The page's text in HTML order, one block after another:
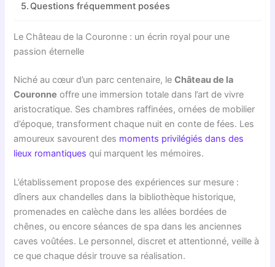
Questions fréquemment posées
Le Château de la Couronne : un écrin royal pour une
passion éternelle
Niché au cœur d’un parc centenaire, leChâteau de la
Couronne offre une immersion totale dans l’art de vivre
aristocratique. Ses chambres raffinées, ornées de mobilier
d’époque, transforment chaque nuit en conte de fées. Les
amoureux savourent des moments privilégiés dans des
lieux romantiques qui marquent les mémoires.
L’établissement propose des expériences sur mesure :
dîners aux chandelles dans la bibliothèque historique,
promenades en calèche dans les allées bordées de
chênes, ou encore séances de spa dans les anciennes
caves voûtées. Le personnel, discret et attentionné, veille à
ce que chaque désir trouve sa réalisation.